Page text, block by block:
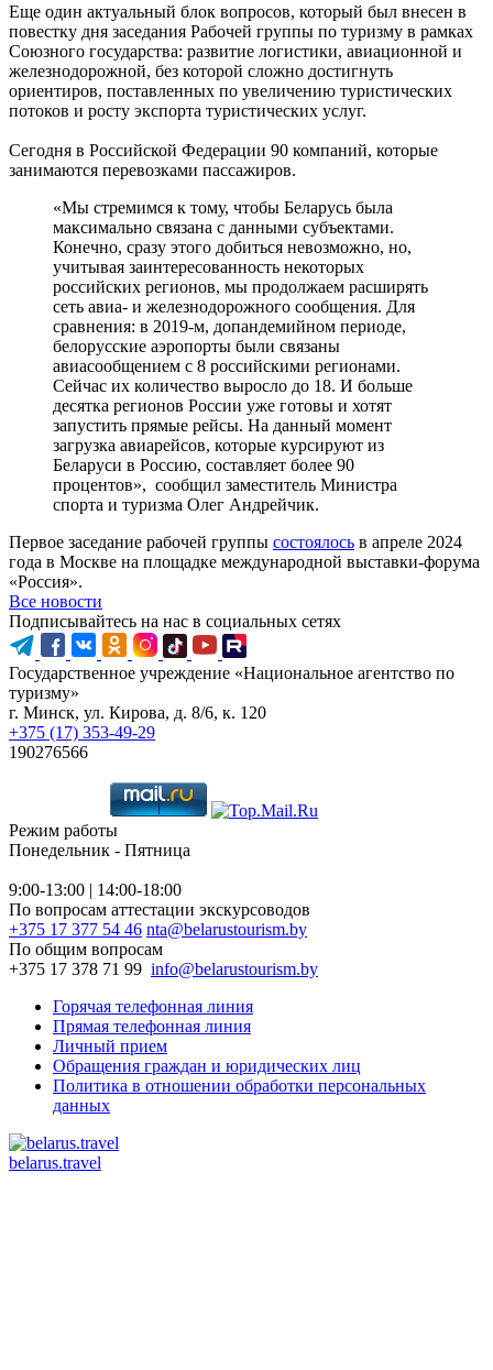
Еще один актуальный блок вопросов, который был внесен в
повестку дня заседания Рабочей группы по туризму в рамках
Союзного государства: развитие логистики, авиационной и
железнодорожной, без которой сложно достигнуть
ориентиров, поставленных по увеличению туристических
потоков и росту экспорта туристических услуг.
Сегодня в Российской Федерации 90 компаний, которые
занимаются перевозками пассажиров.
«Мы стремимся к тому, чтобы Беларусь была
максимально связана с данными субъектами.
Конечно, сразу этого добиться невозможно, но,
учитывая заинтересованность некоторых
российских регионов, мы продолжаем расширять
сеть авиа- и железнодорожного сообщения. Для
сравнения: в 2019-м, допандемийном периоде,
белорусские аэропорты были связаны
авиасообщением с 8 российскими регионами.
Сейчас их количество выросло до 18. И больше
десятка регионов России уже готовы и хотят
запустить прямые рейсы. На данный момент
загрузка авиарейсов, которые курсируют из
Беларуси в Россию, составляет более 90
процентов», сообщил заместитель Министра
спорта и туризма Олег Андрейчик.
Первое заседание рабочей группы состоялось в апреле 2024
года в Москве на площадке международной выставки-форума
«Россия».
Все новости
Подписывайтесь на нас в социальных сетях
Государственное учреждение «Национальное агентство по
туризму»
г. Минск, ул. Кирова, д. 8/6, к. 120
+375 (17) 353-49-29
190276566
Режим работы
Понедельник - Пятница
9:00-13:00 | 14:00-18:00
По вопросам аттестации экскурсоводов
+375 17 377 54 46 nta@belarustourism.by
По общим вопросам
+375 17 378 71 99 info@belarustourism.by
Горячая телефонная линия
Прямая телефонная линия
Личный прием
Обращения граждан и юридических лиц
Политика в отношении обработки персональных
данных
belarus.travel